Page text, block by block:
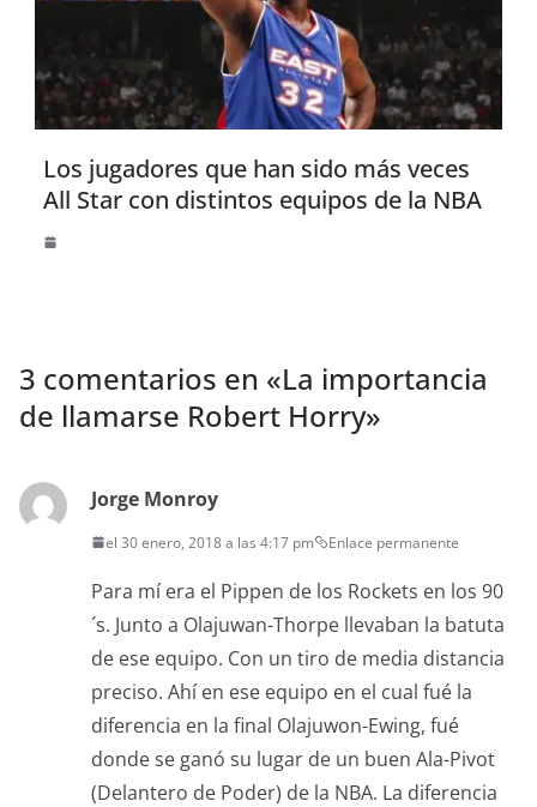
Los jugadores que han sido más veces
All Star con distintos equipos de la NBA
3 comentarios en «La importancia
de llamarse Robert Horry»
Jorge Monroy
el 30 enero, 2018 a las 4:17 pm Enlace permanente
Para mí era el Pippen de los Rockets en los 90
´s. Junto a Olajuwan-Thorpe llevaban la batuta
de ese equipo. Con un tiro de media distancia
preciso. Ahí en ese equipo en el cual fué la
diferencia en la final Olajuwon-Ewing, fué
donde se ganó su lugar de un buen Ala-Pivot
(Delantero de Poder) de la NBA. La diferencia